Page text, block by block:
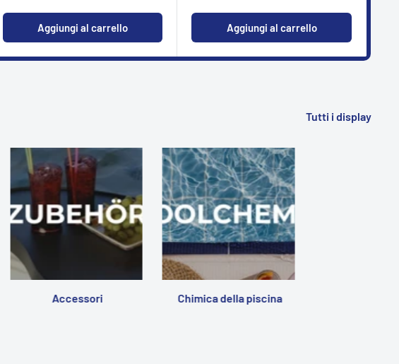
Aggiungi al carrello Aggiungi al carrello
Tutti i display
Accessori Chimica della piscina